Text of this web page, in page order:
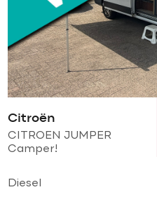
Citroën
CITROEN JUMPER
Camper!
Trekhaak l keuken l WC l
Diesel